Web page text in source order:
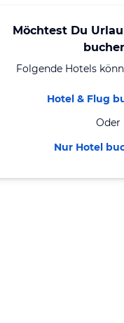
Möchtest Du
Folgende Hotels
Hotel & Flug
Oder
Nur Hotel